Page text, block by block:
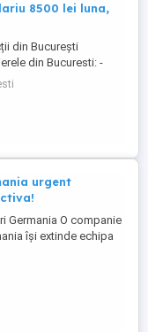
8500 lei luna,
din București
din Bucuresti: -
casetat Se ofera: -
munca - salariu de la
de experienta, cu
urgent
Germania O companie
își extinde echipa
ideal 4 montatori
acoperișuri pentru
aluminiu; sisteme